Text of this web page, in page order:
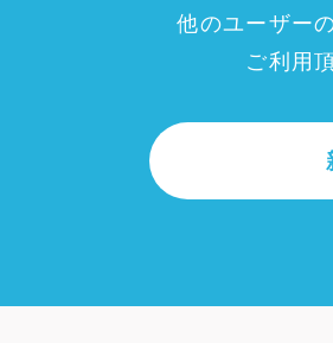
他のユーザー
ご利用